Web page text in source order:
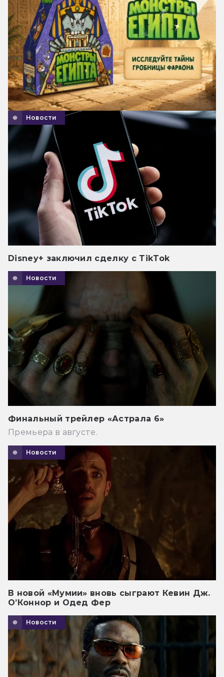
Новости
Disney+ заключил сделку с TikTok
Новости
Финальный трейлер «Астрала 6»
Премьера в августе.
Новости
В новой «Мумии» вновь сыграют Кевин Дж.
О’Коннор и Одед Фер
Новости